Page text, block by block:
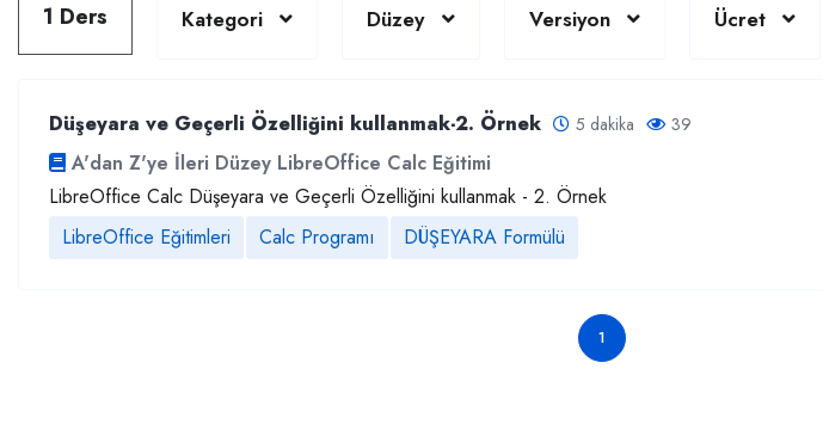
1 Ders Kategori Düzey Versiyon Ücret
Düşeyara ve Geçerli Özelliğini kullanmak-2. Örnek 5 dakika 39
A'dan Z'ye İleri Düzey LibreOffice Calc Eğitimi
LibreOffice Calc Düşeyara ve Geçerli Özelliğini kullanmak - 2. Örnek
LibreOffice Eğitimleri
Calc Programı DÜŞEYARA Formülü
1